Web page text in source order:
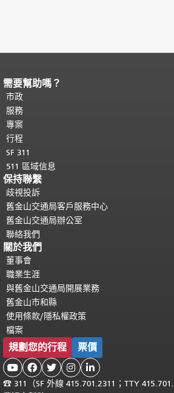
頁面內容結束。
都會重複顯示。
需要幫助嗎？
市政
服務
專案
行程
SF 311
511 區域信息
保持聯繫
歧視投訴
舊金山交通局客戶服務中心
舊金山交通局辦公室
聯絡我們
關於我們
董事會
職業生涯
與舊金山交通局開展業務
舊金山市和縣
使用條款/隱私權政策
檔案
規劃您的行程 票價
    
☎ 311（SF 外線 415.701.2311；TTY